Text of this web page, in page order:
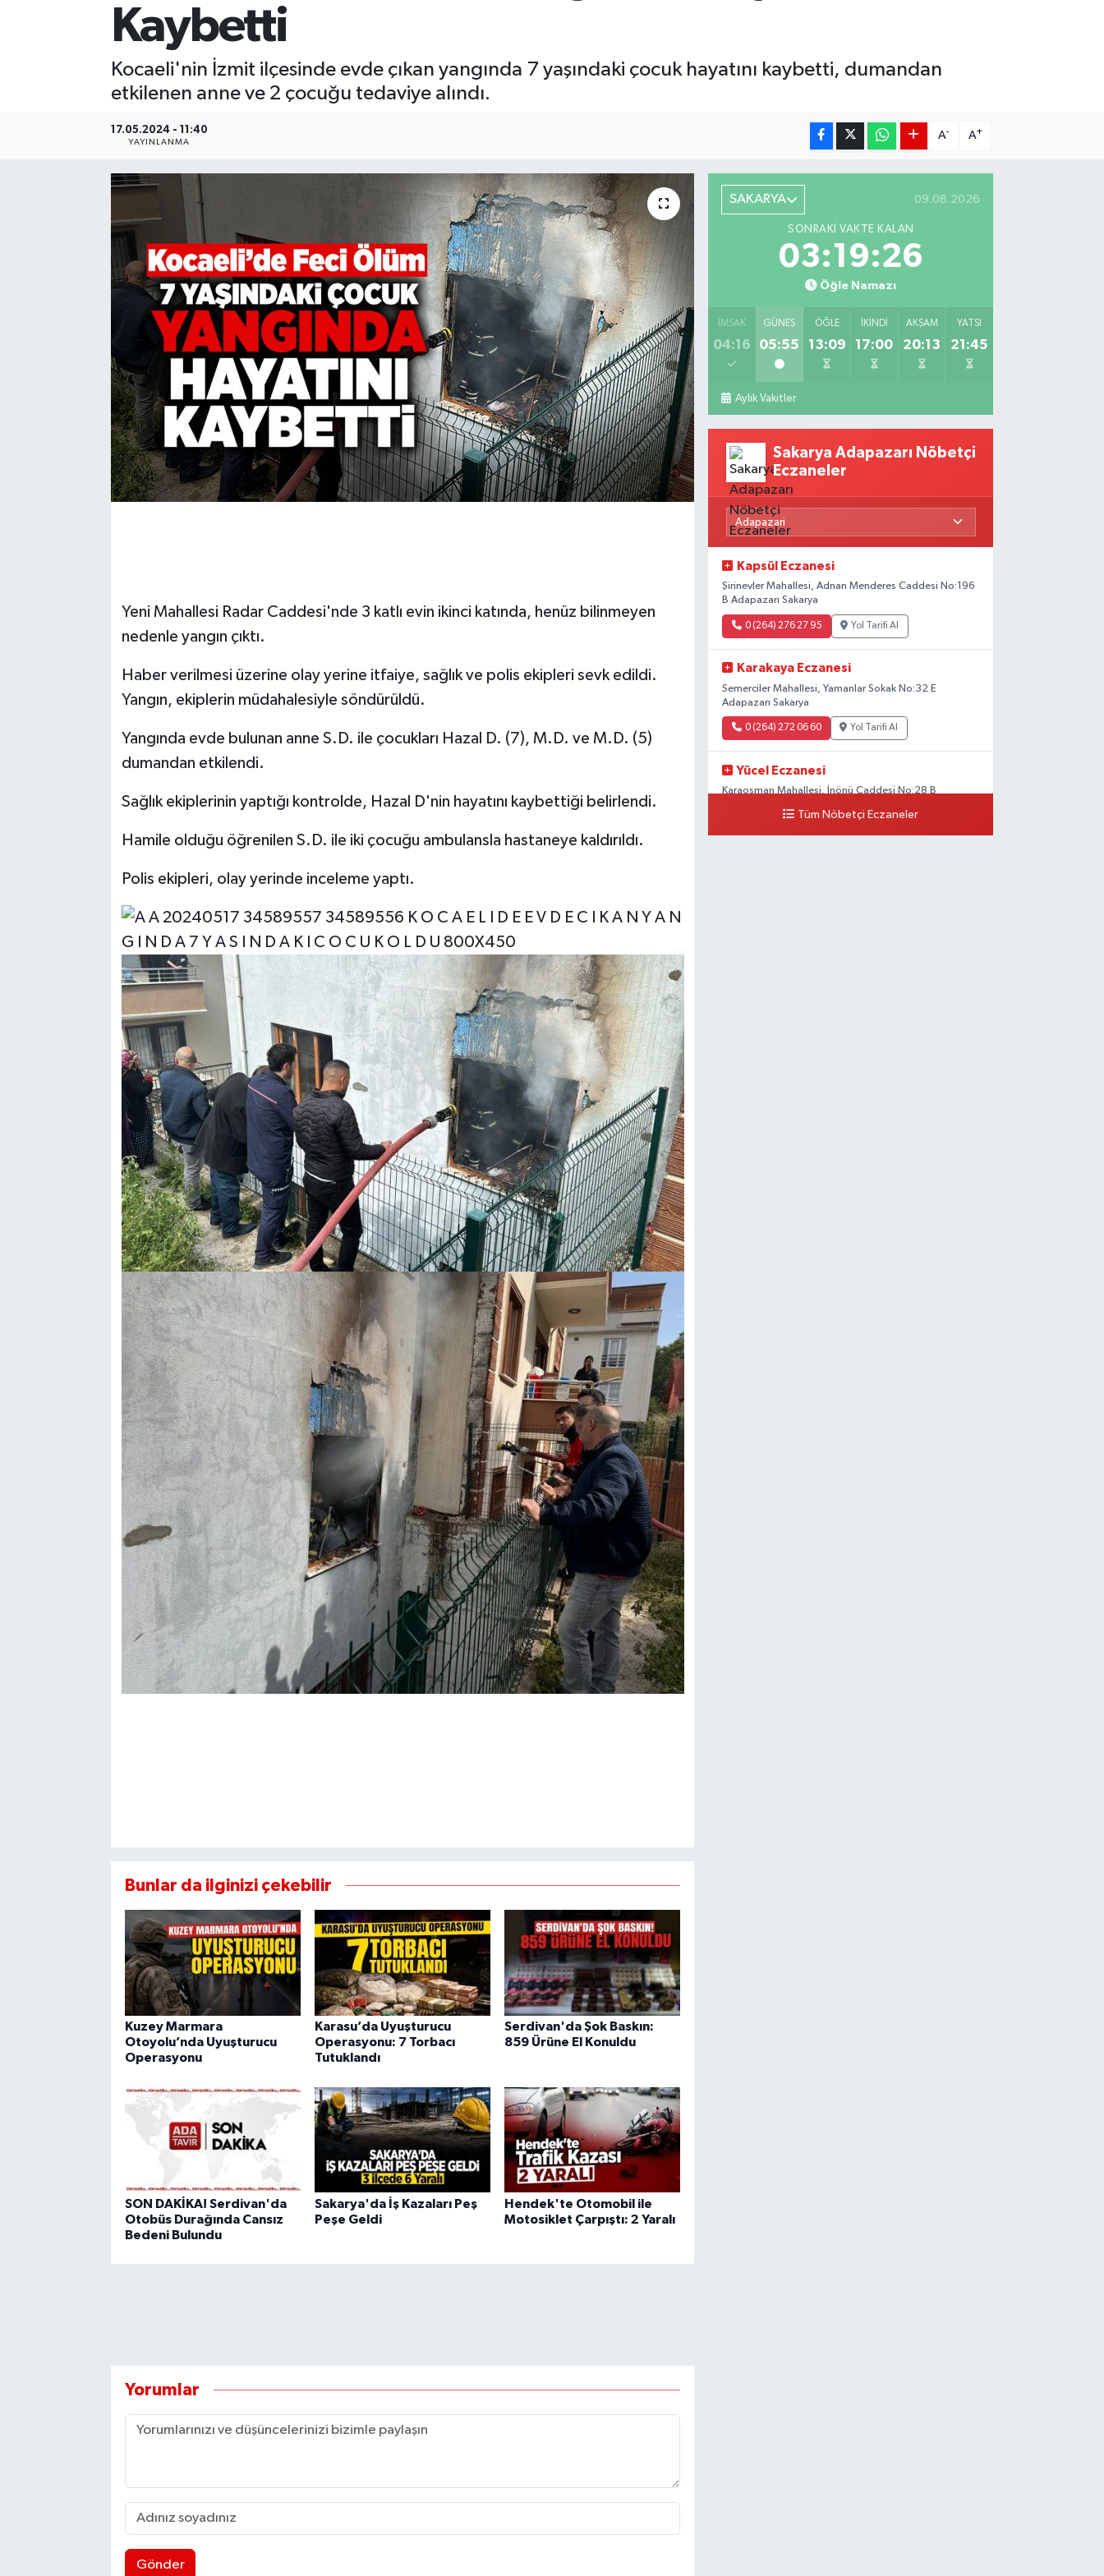
Kaybetti
Kocaeli'nin İzmit ilçesinde evde çıkan yangında 7 yaşındaki çocuk hayatını kaybetti, dumandan
etkilenen anne ve 2 çocuğu tedaviye alındı.
17.05.2024 - 11:40
YAYINLANMA
A- A+
Yeni Mahallesi Radar Caddesi'nde 3 katlı evin ikinci katında, henüz bilinmeyen
nedenle yangın çıktı.
Haber verilmesi üzerine olay yerine itfaiye, sağlık ve polis ekipleri sevk edildi.
Yangın, ekiplerin müdahalesiyle söndürüldü.
Yangında evde bulunan anne S.D. ile çocukları Hazal D. (7), M.D. ve M.D. (5)
dumandan etkilendi.
Sağlık ekiplerinin yaptığı kontrolde, Hazal D'nin hayatını kaybettiği belirlendi.
Hamile olduğu öğrenilen S.D. ile iki çocuğu ambulansla hastaneye kaldırıldı.
Polis ekipleri, olay yerinde inceleme yaptı.
Bunlar da ilginizi çekebilir
Kuzey Marmara
Otoyolu’nda Uyuşturucu
Operasyonu
Karasu’da Uyuşturucu
Operasyonu: 7 Torbacı
Tutuklandı
Serdivan'da Şok Baskın:
859 Ürüne El Konuldu
SON DAKİKA! Serdivan'da
Otobüs Durağında Cansız
Bedeni Bulundu
Sakarya'da İş Kazaları Peş
Peşe Geldi
Hendek'te Otomobil ile
Motosiklet Çarpıştı: 2 Yaralı
Yorumlar
Gönder
SAKARYA 09.08.2026
SONRAKI VAKTE KALAN
03:19:25
Öğle Namazı
İMSAK
04:16
GÜNEŞ
05:55
ÖĞLE
13:09
İKINDI
17:00
AKŞAM
20:13
YATSI
21:45
Aylık Vakitler
Sakarya Adapazarı Nöbetçi
Eczaneler
Kapsül Eczanesi
Şirinevler Mahallesi, Adnan Menderes Caddesi No:196
B Adapazarı Sakarya
0 (264) 276 27 95 Yol Tarifi Al
Karakaya Eczanesi
Semerciler Mahallesi, Yamanlar Sokak No:32 E
Adapazarı Sakarya
0 (264) 272 06 60 Yol Tarifi Al
Yücel Eczanesi
Karaosman Mahallesi, İnönü Caddesi No:28 B
Tüm Nöbetçi Eczaneler